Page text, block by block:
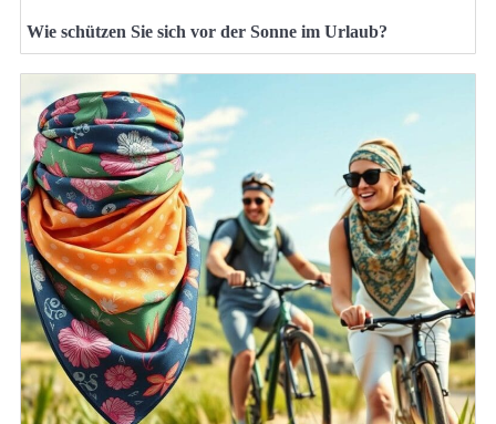
Wie schützen Sie sich vor der Sonne im Urlaub?